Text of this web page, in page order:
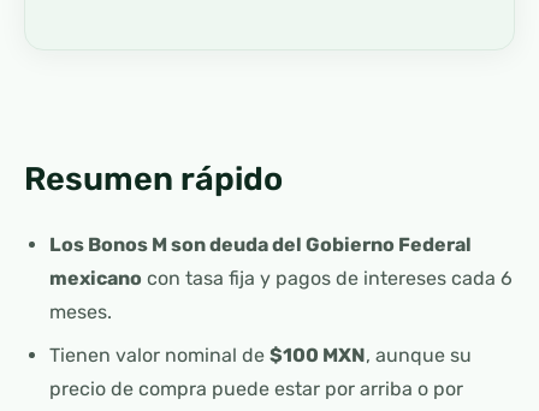
Resumen rápido
Los Bonos M son deuda del Gobierno Federal
mexicano con tasa fija y pagos de intereses cada 6
meses.
Tienen valor nominal de $100 MXN, aunque su
precio de compra puede estar por arriba o por